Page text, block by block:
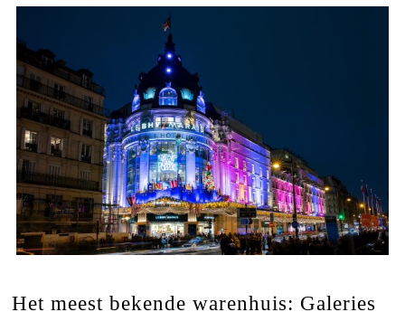
Het meest bekende warenhuis: Galeries